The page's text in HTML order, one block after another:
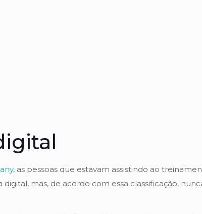
, as pessoas que estavam assistindo ao
mas, de acordo com essa classificação,